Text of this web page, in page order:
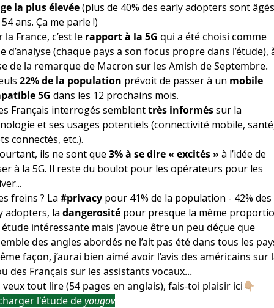
la plus élevée(plus de 40% des early adopters sont
ans. Ça me parle !)
la France, c’est le rapport à la 5G qui a été choisi comme
d’analyse (chaque pays a son focus propre dans l’étude),
de la remarque de Macron sur les Amish de Septembre.
22% de la population prévoit de passer à un mobile
5G dans les 12 prochains mois.
Français interrogés semblenttrès informéssur la
et ses usages potentiels (connectivité mobile,
connectés, etc.).
ils ne sont que 3% à se dire « excités » à l’idée de
à la 5G. Il reste du boulot pour les opérateurs pour les
freins ? La #privacy pour 41% de la population - 42% des
adopters, la dangerosité pour presque la même
intéressante mais j’avoue être un peu déçue que
des angles abordés ne l’ait pas été dans tous les
façon, j’aurai bien aimé avoir l’avis des américains sur
des Français sur les assistants vocaux...
veux tout lire (54 pages en anglais), fais-toi plaisir ici👇🏼
l'étude deyougov